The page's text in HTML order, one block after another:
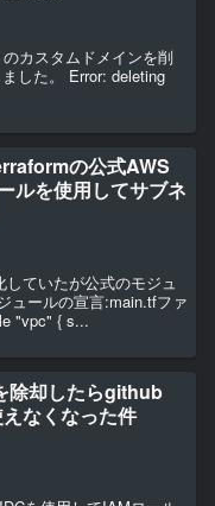
カスタムドメインを削
した。 Error: deleting
の公式AWS
ルを使用してサブネ
ていたが公式のモジュ
ュールの宣言:main.tfファ
"vpc" { s...
除却したらgithub
なくなった件